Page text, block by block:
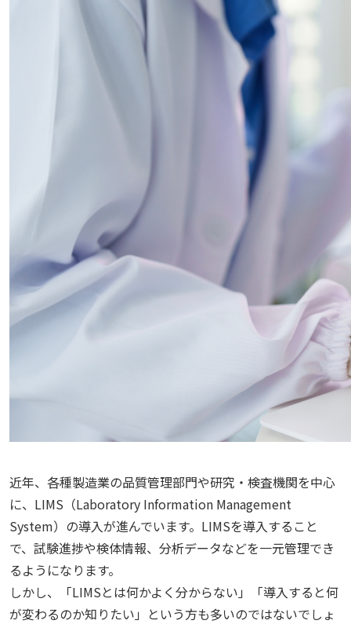
近年、各種製造業の品質管理部門や研究・検査機関を中心
に、LIMS（Laboratory Information Management
System）の導入が進んでいます。LIMSを導入すること
で、試験進捗や検体情報、分析データなどを一元管理でき
るようになります。
しかし、「LIMSとは何かよく分からない」「導入すると何
が変わるのか知りたい」という方も多いのではないでしょ